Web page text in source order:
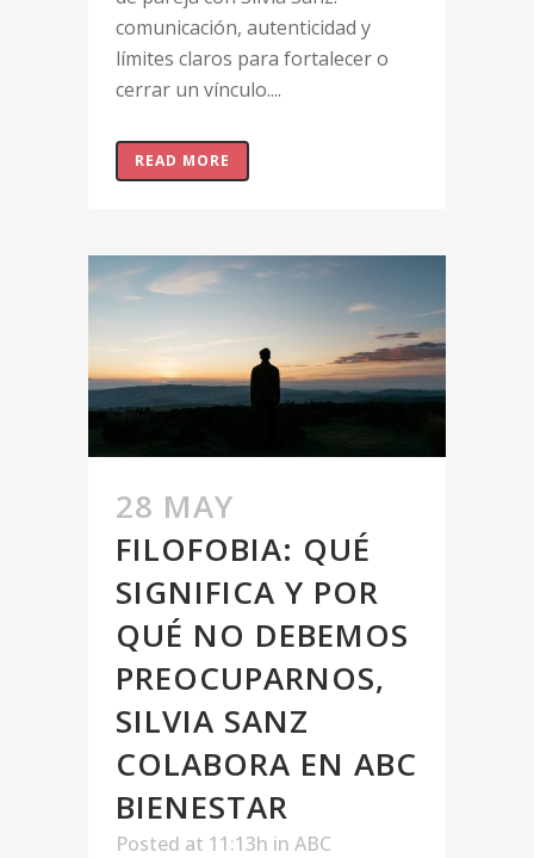
comunicación, autenticidad y
límites claros para fortalecer o
cerrar un vínculo....
READ MORE
28 MAY
FILOFOBIA: QUÉ
SIGNIFICA Y POR
QUÉ NO DEBEMOS
PREOCUPARNOS,
SILVIA SANZ
COLABORA EN ABC
BIENESTAR
Posted at 11:13h in ABC